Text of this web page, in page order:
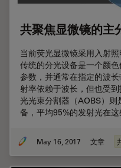
共聚焦显微镜的主
当前荧光显微镜采用入射
传统的分光设备是一个颜
参数，并通常在指定的波
射率依赖于波长，但也受
光光束分割器（AOBS）
备，平均95%的发射光在这
May 16, 2017 文章